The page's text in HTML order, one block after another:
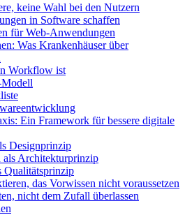
keine Wahl bei den Nutzern
in Software schaffen
für Web-Anwendungen
Was Krankenhäuser über
Workflow ist
Modell
Ein Framework für bessere digitale
Designprinzip
als Architekturprinzip
Qualitätsprinzip
das Vorwissen nicht voraussetzen
nicht dem Zufall überlassen